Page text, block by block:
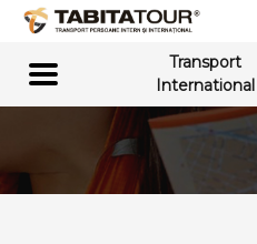
Transport
International